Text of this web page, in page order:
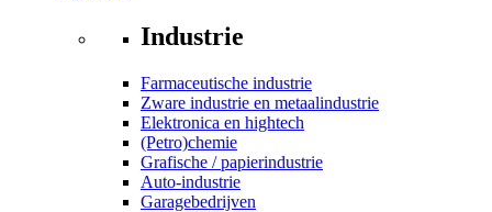
Industrie
Farmaceutische industrie
Zware industrie en metaalindustrie
Elektronica en hightech
(Petro)chemie
Grafische / papierindustrie
Auto-industrie
Garagebedrijven